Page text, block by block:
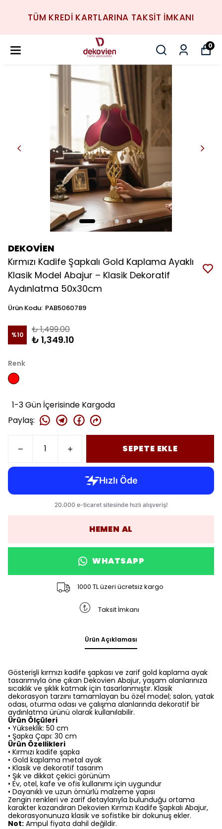
TÜM KREDİ KARTLARINA TAKSİT İMKANI
0
DEKOVİEN
Kırmızı Kadife Şapkalı Gold Kaplama Ayaklı
Klasik Model Abajur – Klasik Dekoratif
Aydınlatma 50x30cm
Ürün Kodu: PAB5060789
%10 ₺ 1,499.00
₺ 1,349.10
Renk
1-3 Gün İçerisinde Kargoda
Paylaş:
SEPETE EKLE
HEMEN AL
WHATSAPP
1000 TL üzeri ücretsiz kargo
Taksit İmkanı
Ürün Açıklaması
Gösterişli kırmızı kadife şapkası ve zarif gold kaplama ayak
tasarımıyla öne çıkan Dekovien Abajur, yaşam alanlarınıza
sıcaklık ve şıklık katmak için tasarlanmıştır. Klasik
dekorasyon tarzını tamamlayan bu özel model; salon, yatak
odası, oturma odası ve çalışma alanlarında dekoratif bir
aydınlatma ürünü olarak kullanılabilir.
Ürün Ölçüleri
• Yükseklik: 50 cm
• Şapka Çapı: 30 cm
Ürün Özellikleri
• Kırmızı kadife şapka
• Gold kaplama metal ayak
• Klasik ve dekoratif tasarım
• Şık ve dikkat çekici görünüm
• Ev, otel, kafe ve ofis kullanımı için uygundur
• Dayanıklı ve uzun ömürlü malzeme yapısı
Zengin renkleri ve zarif detaylarıyla bulunduğu ortama
karakter kazandıran Dekovien Kırmızı Kadife Şapkalı Abajur,
dekorasyonunuza klasik ve sofistike bir dokunuş ekler.
Not: Ampul fiyata dahil değildir.